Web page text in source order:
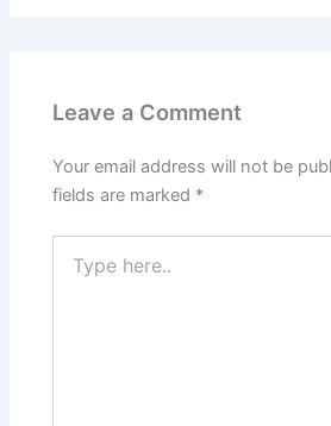
Leave a Comment
Your email address will not be
fields are marked *
here..